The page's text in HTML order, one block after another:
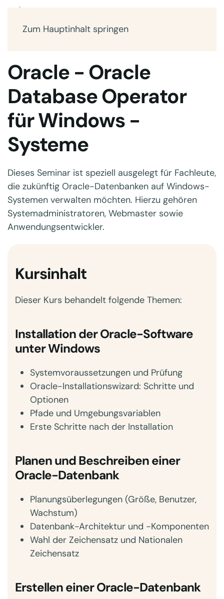
Zum Hauptinhalt springen
Oracle - Oracle
Database Operator
für Windows -
Systeme
Dieses Seminar ist speziell ausgelegt für Fachleute,
die zukünftig Oracle-Datenbanken auf Windows-
Systemen verwalten möchten. Hierzu gehören
Systemadministratoren, Webmaster sowie
Anwendungsentwickler.
Kursinhalt
Dieser Kurs behandelt folgende Themen:
Installation der Oracle-Software
unter Windows
Systemvoraussetzungen und Prüfung
Oracle-Installationswizard: Schritte und
Optionen
Pfade und Umgebungsvariablen
Erste Schritte nach der Installation
Planen und Beschreiben einer
Oracle-Datenbank
Planungsüberlegungen (Größe, Benutzer,
Wachstum)
Datenbank-Architektur und -Komponenten
Wahl der Zeichensatz und Nationalen
Zeichensatz
Erstellen einer Oracle-Datenbank